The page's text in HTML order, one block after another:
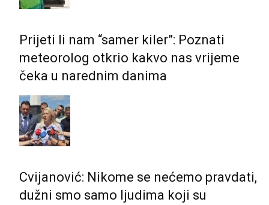
Prijeti li nam “samer kiler”: Poznati
meteorolog otkrio kakvo nas vrijeme
čeka u narednim danima
Cvijanović: Nikome se nećemo pravdati,
dužni smo samo ljudima koji su